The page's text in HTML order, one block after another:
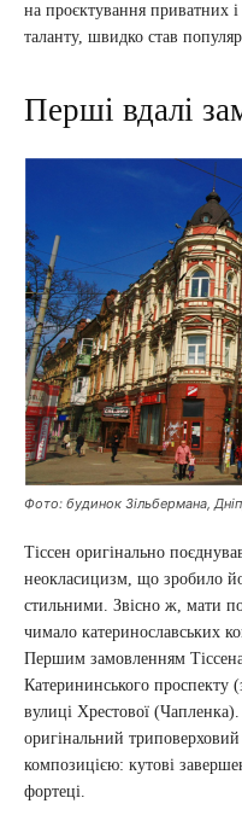
на проєктування приватних
таланту, швидко став
Перші вдалі
Фото: будинок Зільбермана,
Тіссен оригінально
неокласицизм, що зробило
стильними. Звісно ж, мати
чимало катеринославських
Першим замовленням Тіссена
Катерининського проспекту
вулиці Хрестової
оригінальний
композицією: кутові
фортеці.